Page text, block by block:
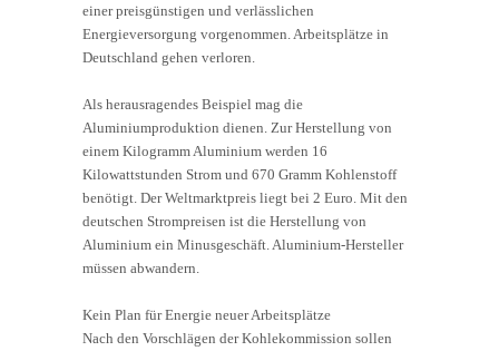
einer preisgünstigen und verlässlichen
Energieversorgung vorgenommen. Arbeitsplätze in
Deutschland gehen verloren.
Als herausragendes Beispiel mag die
Aluminiumproduktion dienen. Zur Herstellung von
einem Kilogramm Aluminium werden 16
Kilowattstunden Strom und 670 Gramm Kohlenstoff
benötigt. Der Weltmarktpreis liegt bei 2 Euro. Mit den
deutschen Strompreisen ist die Herstellung von
Aluminium ein Minusgeschäft. Aluminium-Hersteller
müssen abwandern.
Kein Plan für Energie neuer Arbeitsplätze
Nach den Vorschlägen der Kohlekommission sollen